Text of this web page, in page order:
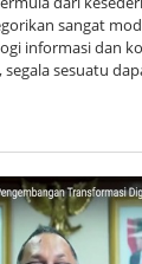
sangat
informasi dan
sesuatu